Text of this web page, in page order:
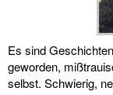
Es sind
geworden,
selbst. Schwierig,